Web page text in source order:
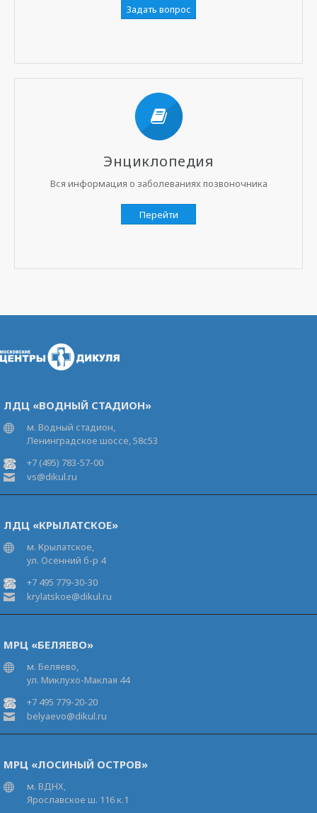
Задать вопрос
Энциклопедия
Вся информация о заболеваниях позвоночника
Перейти
ЛДЦ «ВОДНЫЙ СТАДИОН»
м. Водный стадион,
Ленинградское шоссе, 58с53
+7 (495) 783-57-00
vs@dikul.ru
ЛДЦ «КРЫЛАТСКОЕ»
м. Крылатское,
ул. Осенний б-р 4
+7 495 779-30-30
krylatskoe@dikul.ru
МРЦ «БЕЛЯЕВО»
м. Беляево,
ул. Миклухо-Маклая 44
+7 495 779-20-20
belyaevo@dikul.ru
МРЦ «ЛОСИНЫЙ ОСТРОВ»
м. ВДНХ,
Ярославское ш. 116 к.1